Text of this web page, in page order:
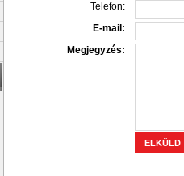
Telefon:
E-mail:
Megjegyzés: